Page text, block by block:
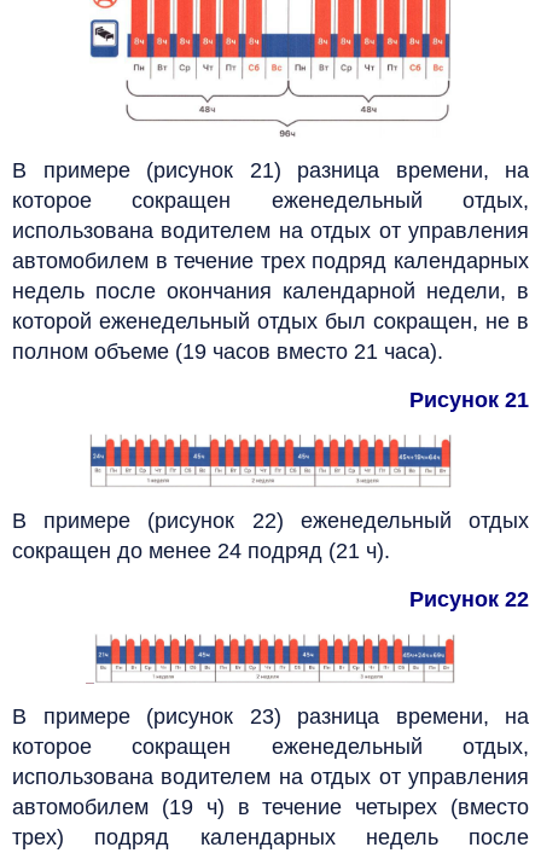
В примере (рисунок 21) разница времени, на
которое сокращен еженедельный отдых,
использована водителем на отдых от управления
автомобилем в течение трех подряд календарных
недель после окончания календарной недели, в
которой еженедельный отдых был сокращен, не в
полном объеме (19 часов вместо 21 часа).
Рисунок 21
В примере (рисунок 22) еженедельный отдых
сокращен до менее 24 подряд (21 ч).
Рисунок 22
В примере (рисунок 23) разница времени, на
которое сокращен еженедельный отдых,
использована водителем на отдых от управления
автомобилем (19 ч) в течение четырех (вместо
трех) подряд календарных недель после